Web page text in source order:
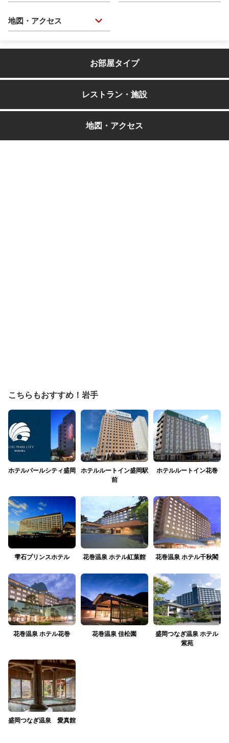
地図・アクセス
お部屋タイプ
レストラン・施設
地図・アクセス
こちらもおすすめ！岩手
ホテルパールシティ盛岡
ホテルルートイン盛岡駅
前
ホテルルートイン花巻
雫石プリンスホテル 花巻温泉 ホテル紅葉館 花巻温泉 ホテル千秋閣
花巻温泉 ホテル花巻 花巻温泉 佳松園
盛岡つなぎ温泉 ホテル
紫苑
盛岡つなぎ温泉 愛真館